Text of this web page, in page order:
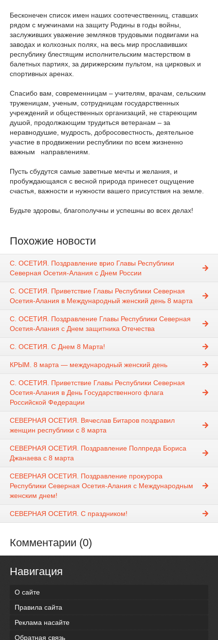
Бесконечен список имен наших соотечественниц, ставших
рядом с мужчинами на защиту Родины в годы войны,
заслуживших уважение земляков трудовыми подвигами на
заводах и колхозных полях, на весь мир прославивших
республику блестящим исполнительским мастерством в
балетных партиях, за дирижерским пультом, на цирковых и
спортивных аренах.
Спасибо вам, современницам – учителям, врачам, сельским
труженицам, ученым, сотрудницам государственных
учреждений и общественных организаций, не стареющим
душой, продолжающим трудиться ветеранам – за
неравнодушие, мудрость, добросовестность, деятельное
участие в продвижении республики по всем жизненно
важным направлениям.
Пусть сбудутся самые заветные мечты и желания, и
пробуждающаяся с весной природа принесет ощущение
счастья, важности и нужности вашего присутствия на земле.
Будьте здоровы, благополучны и успешны во всех делах!
Похожие новости
С. ОСЕТИЯ. Поздравление врио Главы Республики
Северная Осетия-Алания с Днем России
С. ОСЕТИЯ. Приветствие Главы Республики Северная
Осетия-Алания в Международный женский день 8 марта
С. ОСЕТИЯ. Поздравление Главы Республики Северная
Осетия-Алания с Днем защитника Отечества
С. ОСЕТИЯ. С Днем 8 Марта!
КРЫМ. 8 марта — международный женский день
С. ОСЕТИЯ. Приветствие Главы Республики Северная
Осетия-Алания в День Государственного флага
Российской Федерации
СЕВЕРНАЯ ОСЕТИЯ. Вячеслав Битаров поздравил
женщин республики с 8 марта
СЕВЕРНАЯ ОСЕТИЯ. Поздравление Полпреда Бориса
Джанаева с 8 марта
СЕВЕРНАЯ ОСЕТИЯ. Поздравление прокурора
Республики Северная Осетия-Алания с Международным
женским днем!
СЕВЕРНАЯ ОСЕТИЯ. С праздником!
Комментарии (0)
Навигация
О сайте
Правила сайта
Реклама насайте
Обратная связь